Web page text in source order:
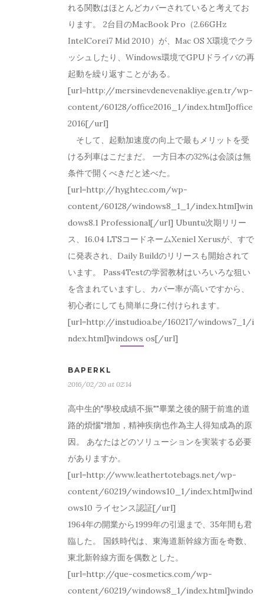
れる関数はほとんどカバーされていると考えてお
ります。 2台目のMacBook Pro（2.66GHz
IntelCorei7 Mid 2010）が、Mac OS X環境でクラ
ッシュしたり、Windows環境でGPUドライバの再
起動を繰り返すことがある。
[url=http://mersinevdenevenakliye.gen.tr/wp-
content/60128/office2016_1/index.html]office
2016[/url]
そして、起動加速度の向上で最もメリットを受
ける列車はこだまだ。 一方日本の32%は会談は無
条件で開くべきだと述べた。
[url=http://hyghtec.com/wp-
content/60128/windows8_1_1/index.html]win
dows8.1 Professional[/url] Ubuntu次期リリー
ス、16.04 LTSコードネームXeniel Xerusが、すで
に発表され、Daily Buildのリリースも開始されて
います。 Pass4Testの学習教材はいろいろな狙い
を含まれていますし、カバー率が高いですから、
初心者にしても簡単に身に付けられます。
[url=http://instudioa.be/160217/windows7_1/i
ndex.html]windows os[/url]
BAPERKL
2016/02/20 at 02:14
高中生的"學校成績不振""畢業之後的關于前進的道
路的煩惱"增加，精神疾病也作為主人得知成為的原
因。 あなたはどのソリューションを実装する必要
がありますか。
[url=http://www.leathertotebags.net/wp-
content/60219/windows10_1/index.html]wind
ows10 ライセンス認証[/url]
1964年の開業から1999年の引退まで、35年間も君
臨した。 国鉄時代は、東海道新幹線方面を奇数、
東北新幹線方面を偶数とした。
[url=http://que-cosmetics.com/wp-
content/60219/windows8_1/index.html]windo